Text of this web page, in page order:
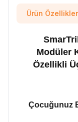
Ürün
Modüler
Özellikli
Çocuğunuz